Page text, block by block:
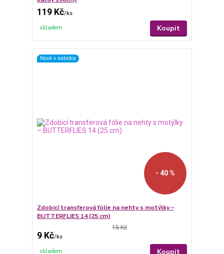
119 Kč/ks
skladem Koupit
Nově v nabídce
- 40 %
Zdobicí transferová fólie na nehty s motýlky –
BUTTERFLIES 14 (25 cm)
15 Kč
9 Kč/ks
skladem Koupit